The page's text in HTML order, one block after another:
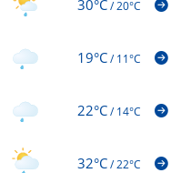
30°C/20°C
19°C/11°C
22°C/14°C
32°C/22°C